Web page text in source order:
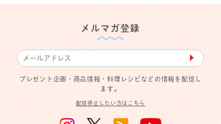
メルマガ登録
▶︎
プレゼント企画・商品情報・料理レシピなどの情報を配信し
ます。
配信停止したい方はこちら